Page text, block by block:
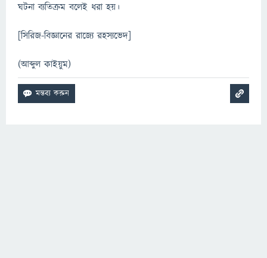
ঘটনা ব্যতিক্রম বলেই ধরা হয়।
[সিরিজ-বিজ্ঞানের রাজ্যে রহস্যভেদ]
(আব্দুল কাইয়ুম)